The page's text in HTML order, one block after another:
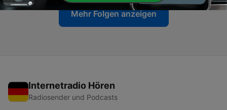
Mehr Folgen anzeigen
Internetradio Hören
Radiosender und Podcasts